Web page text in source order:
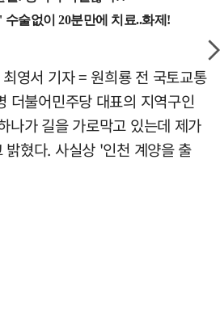
영서 기자 = 원희룡 전 국토교통
더불어민주당 대표의 지역구인
나가 길을 가로막고 있는데 제가
혔다. 사실상 '인천 계양을 출